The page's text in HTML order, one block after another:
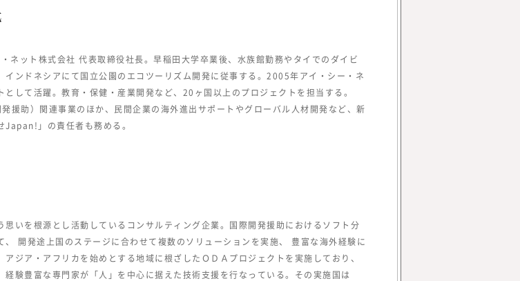
らいワークス総合研究所』を運営する株式会社みらいワークス
「日本のみらいの為に挑戦する人を増やす」をミッション、
ロフェッショナル人材が挑戦するエコシステムを創造する」を
ョンに掲げ、人生100年時代に、プロフェッショナル人材が、
査・研究機関『みらいワークス総合研究所』を立ち上げ、メデ
『CAREER Knock 』にて、プロフェッショナル人材の働き方や
リア形成についての情報を提供してきました。
に、フリーランスや副業といった外部プロフェッショナル人材
ネット株式会社 代表取締役社長。早稲田大学卒業後、水族館勤務やタイでのダイビ
ンドネシアにて国立公園のエコツーリズム開発に従事する。2005年アイ・シー・ネ
して活躍。教育・保健・産業開発など、20ヶ国以上のプロジェクトを担当する。
援助）関連事業のほか、民間企業の海外進出サポートやグローバル人材開発など、新
」の責任者も務める。
いを根源とし活動しているコンサルティング企業。国際開発援助におけるソフト分
開発途上国のステージに合わせて複数のソリューションを実施、 豊富な海外経験に
ジア・アフリカを始めとする地域に根ざしたＯＤＡプロジェクトを実施しており、
験豊富な専門家が「人」を中心に据えた技術支援を行なっている。その実施国は